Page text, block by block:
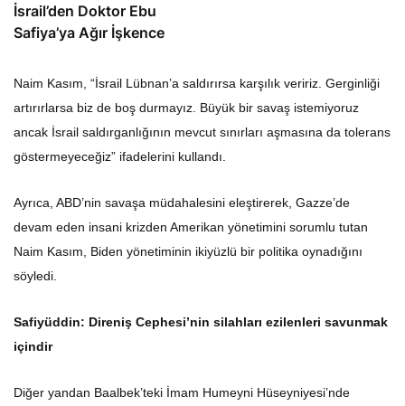
İsrail’den Doktor Ebu
Safiya’ya Ağır İşkence
Naim Kasım, “İsrail Lübnan’a saldırırsa karşılık veririz. Gerginliği
artırırlarsa ​​biz de boş durmayız. Büyük bir savaş istemiyoruz
ancak İsrail saldırganlığının mevcut sınırları aşmasına da tolerans
göstermeyeceğiz” ifadelerini kullandı.
Ayrıca, ABD’nin savaşa müdahalesini eleştirerek, Gazze’de
devam eden insani krizden Amerikan yönetimini sorumlu tutan
Naim Kasım, Biden yönetiminin ikiyüzlü bir politika oynadığını
söyledi.
Safiyüddin: Direniş Cephesi’nin silahları ezilenleri savunmak
içindir
Diğer yandan Baalbek’teki İmam Humeyni Hüseyniyesi’nde